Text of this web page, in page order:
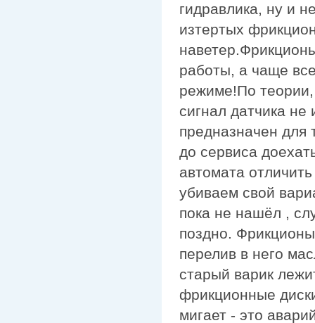
гидравлика, ну и
изтертых
работы, а чаще
режиме!По теории,
сигнал датчика
предназначен для
до сервиса
автомата
убиваем свой
пока не нашёл ,
поздно.
перелив в него
старый варик
фрикционные
мигает - это